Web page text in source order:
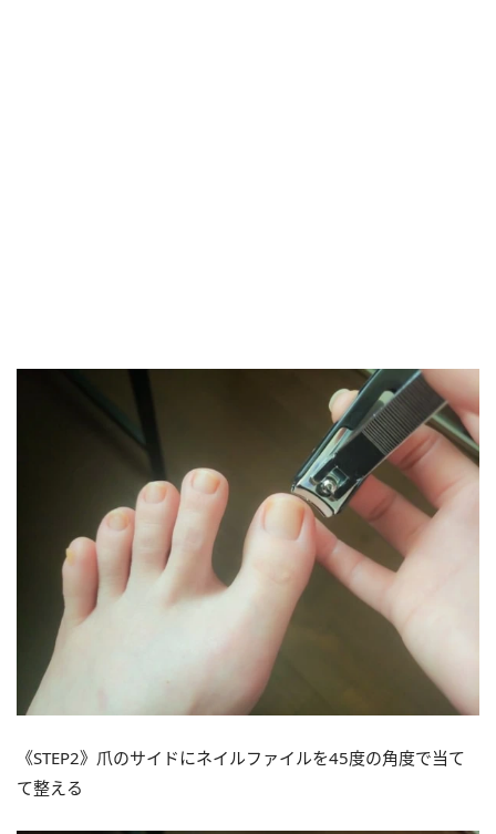
《STEP2》爪のサイドにネイルファイルを45度の角度で当て
て整える